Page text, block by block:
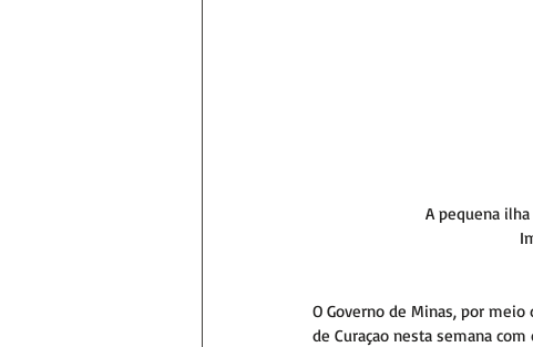
A pequena
O Governo de Minas, por
de Curaçao nesta semana